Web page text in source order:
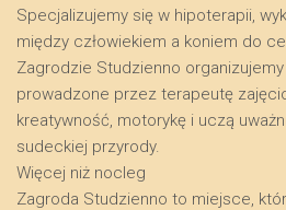
​Specjalizujemy się w hipoterapii,
między człowiekiem a koniem do
Zagrodzie Studzienno
prowadzone przez terapeutę
kreatywność, motorykę i uczą
sudeckiej przyrody.
​Więcej niż nocleg
​Zagroda Studzienno to miejsce,